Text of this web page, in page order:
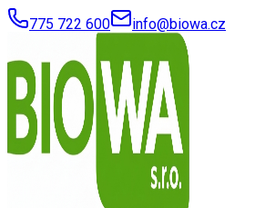
775 722 600 info@biowa.cz